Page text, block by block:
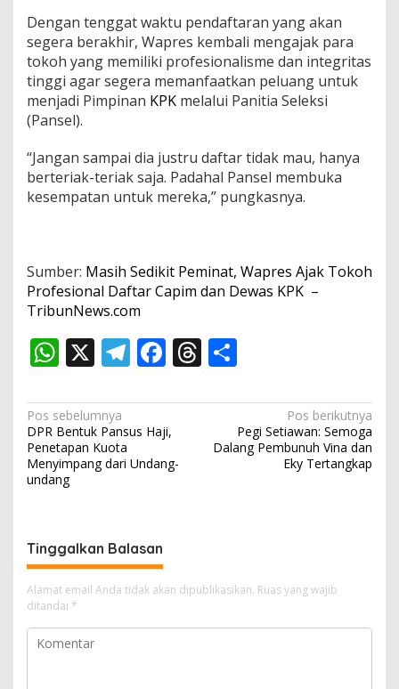
Dengan tenggat waktu pendaftaran yang akan
segera berakhir, Wapres kembali mengajak para
tokoh yang memiliki profesionalisme dan integritas
tinggi agar segera memanfaatkan peluang untuk
menjadi Pimpinan KPK melalui Panitia Seleksi
(Pansel).
“Jangan sampai dia justru daftar tidak mau, hanya
berteriak-teriak saja. Padahal Pansel membuka
kesempatan untuk mereka,” pungkasnya.
Sumber: Masih Sedikit Peminat, Wapres Ajak Tokoh
Profesional Daftar Capim dan Dewas KPK –
TribunNews.com
W
at
s
A
p
X T
e
gr
a
F
e
b
o
T
re
a
ar
e
N
a
v
a
s
i
p
o
Pos sebelumnya
DPR Bentuk Pansus Haji,
Penetapan Kuota
Menyimpang dari Undang-
undang
Pos berikutnya
Pegi Setiawan: Semoga
Dalang Pembunuh Vina dan
Eky Tertangkap
Tinggalkan Balasan
Alamat email Anda tidak akan dipublikasikan. Ruas yang wajib
ditandai *